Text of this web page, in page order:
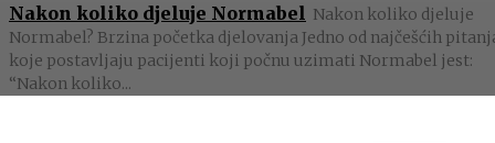
Nakon koliko djeluje Normabel Nakon koliko djeluje
Normabel? Brzina početka djelovanja Jedno od najčešćih
koje postavljaju pacijenti koji počnu uzimati Normabel jest:
“Nakon koliko...